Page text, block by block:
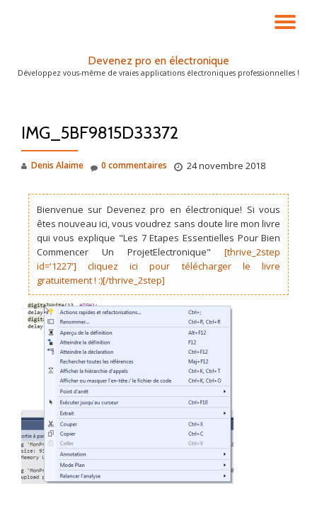
LA
Devenez pro en électronique
Développez vous-même de vraies applications électroniques professionnelles !
IMG_5BF9815D33372
Denis Alaime 24 novembre 2018
0 commentaires
Bienvenue sur Devenez pro en électronique! Si vous
êtes nouveau ici, vous voudrez sans doute lire mon livre
qui vous explique "Les 7 Etapes Essentielles Pour Bien
Commencer Un ProjetElectronique"[thrive_2step
id='1227'] cliquez ici pour télécharger le livre
gratuitement ! :)[/thrive_2step]